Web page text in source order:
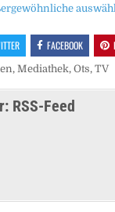
FACEBOOK
, Mediathek, Ots, TV
RSS-Feed